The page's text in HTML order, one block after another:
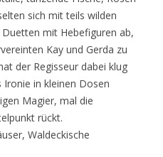
sich mit teils wilden
mit Hebefiguren ab,
Kay und Gerda zu
der Regisseur dabei klug
in kleinen Dosen
Magier, mal die
rückt.
Waldeckische